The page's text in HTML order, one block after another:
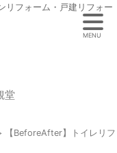
リフォーム・戸建リフォー
堂
【BeforeAfter】トイレリフ
MENU